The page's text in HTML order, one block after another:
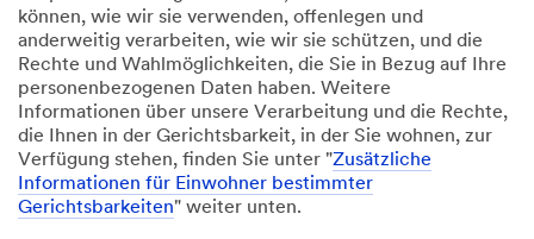
können, wie wir sie verwenden, offenlegen und
anderweitig verarbeiten, wie wir sie schützen, und die
Rechte und Wahlmöglichkeiten, die Sie in Bezug auf Ihre
personenbezogenen Daten haben. Weitere
Informationen über unsere Verarbeitung und die Rechte,
die Ihnen in der Gerichtsbarkeit, in der Sie wohnen, zur
Verfügung stehen, finden Sie unter "Zusätzliche
Informationen für Einwohner bestimmter
Gerichtsbarkeiten" weiter unten.